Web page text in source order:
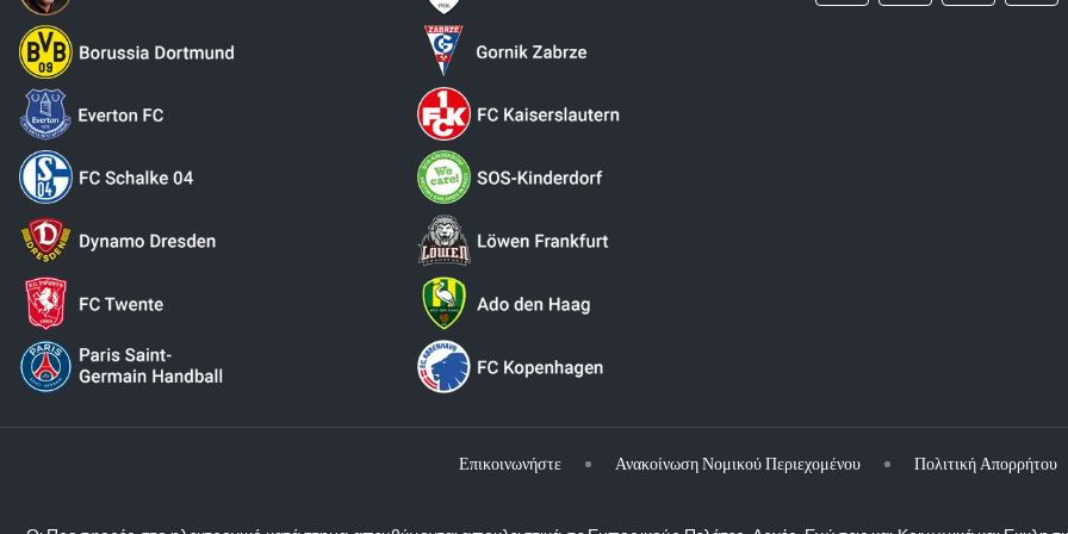
Επικοινωνήστε Ανακοίνωση Νομικού Περιεχομένου Πολιτική Απορρήτου